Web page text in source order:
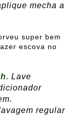
mecha a
super bem
escova no
Lave
regular